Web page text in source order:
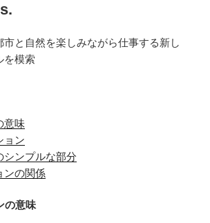
市と自然を楽しみながら仕事する新し
を模索
意味
ョン
シンプルな部分
ンの関係
の意味